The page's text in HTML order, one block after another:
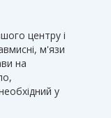
центру і
м'язи
на
у